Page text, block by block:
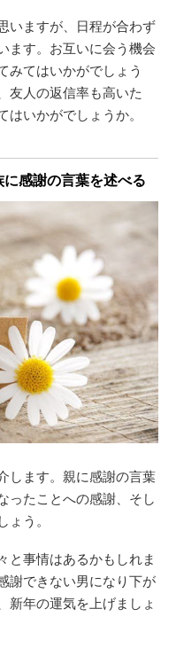
いますが、日程が合わず
ます。お互いに会う機会
みてはいかがでしょう
友人の返信率も高いた
いかがでしょうか。
感謝の言葉を述べる
します。親に感謝の言葉
ったことへの感謝、そし
う。
と事情はあるかもしれま
謝できない男になり下が
新年の運気を上げましょ